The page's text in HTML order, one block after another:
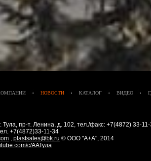
НОВОСТИ КАТАЛОГ ВИДЕО
Тула, пр-т. Ленина, д. 102, тел./факс: +7(4872) 33-
тел. +7(4872)33-11-34
, plastsales@bk.ru © ООО "А+А", 2014
c/ААТула